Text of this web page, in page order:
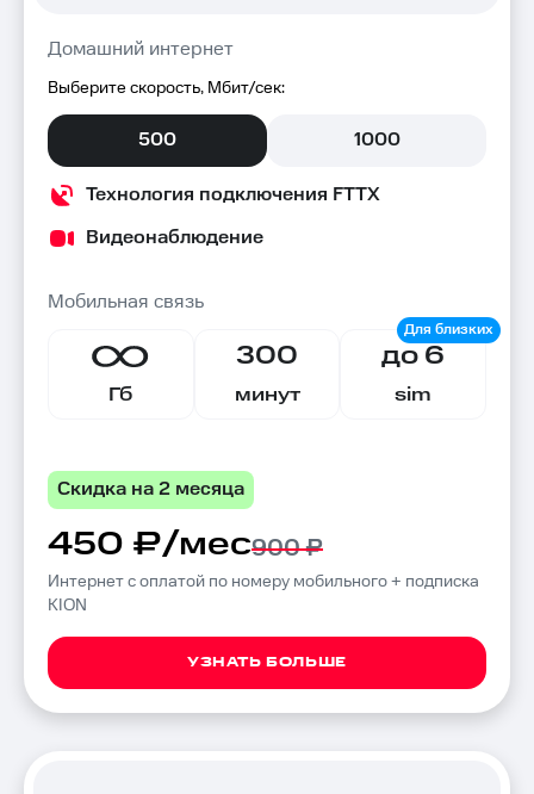
Домашний интернет
Выберите скорость, Мбит/сек:
500 1000
Технология подключения FTTX
Видеонаблюдение
Мобильная связь
Гб
300
минут
до 6
sim
Скидка на 2 месяца
450 ₽/мес900 ₽
Интернет с оплатой по номеру мобильного + подписка
KION
УЗНАТЬ БОЛЬШЕ